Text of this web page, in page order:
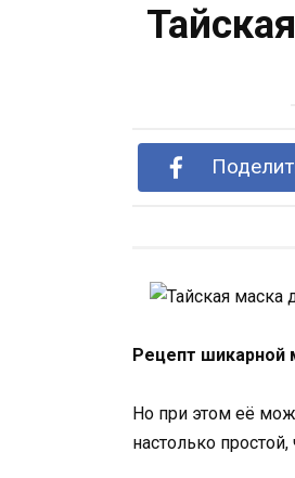
Рецепт шикарной
Но при этом её
настолько